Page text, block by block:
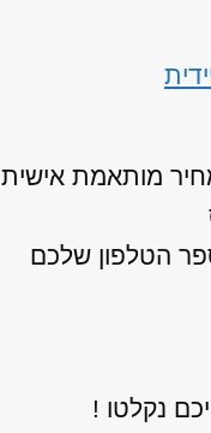
מותאמת אישית
הטלפון שלכם
נקלטו !